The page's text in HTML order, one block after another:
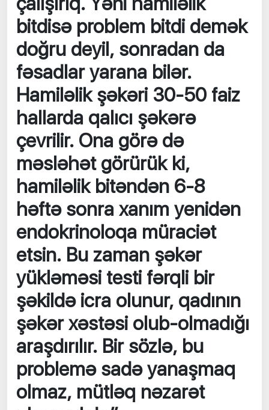
bitdisə problem bitdi demək
doğru deyil, sonradan da
fəsadlar yarana bilər.
Hamiləlik şəkəri 30-50 faiz
hallarda qalıcı şəkərə
çevrilir. Ona görə də
məsləhət görürük ki,
hamiləlik bitəndən 6-8
həftə sonra xanım yenidən
endokrinoloqa müraciət
etsin. Bu zaman şəkər
yükləməsi testi fərqli bir
şəkildə icra olunur, qadının
şəkər xəstəsi olub-olmadığı
araşdırılır. Bir sözlə, bu
problemə sadə yanaşmaq
olmaz, mütləq nəzarət